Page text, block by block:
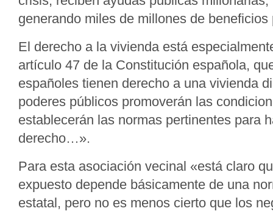
generando miles de millones de
El derecho a la vivienda está
artículo 47 de la Constitución española,
españoles tienen derecho a una vivienda
poderes públicos promoverán las
establecerán las normas pertinentes para
derecho…».
Para esta asociación vecinal «está claro
expuesto depende básicamente de una
estatal, pero no es menos cierto que los